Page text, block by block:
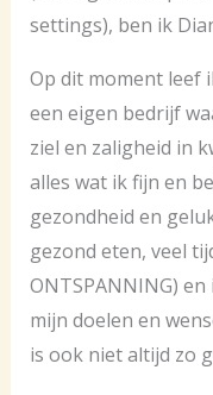
settings), ben ik
Op dit moment leef
een eigen bedrijf
ziel en zaligheid in
alles wat ik fijn en
gezondheid en
gezond eten, veel
ONTSPANNING)
mijn doelen en
is ook niet altijd zo